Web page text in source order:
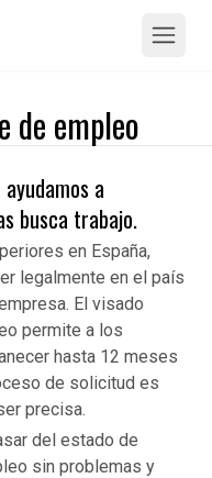
de empleo
a
busca trabajo.
en España,
legalmente en el país
El visado
permite a los
hasta 12 meses
de solicitud es
precisa.
del estado de
sin problemas y